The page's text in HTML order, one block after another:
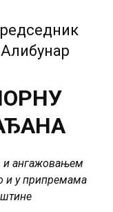
и ангажовањем
и у припремама